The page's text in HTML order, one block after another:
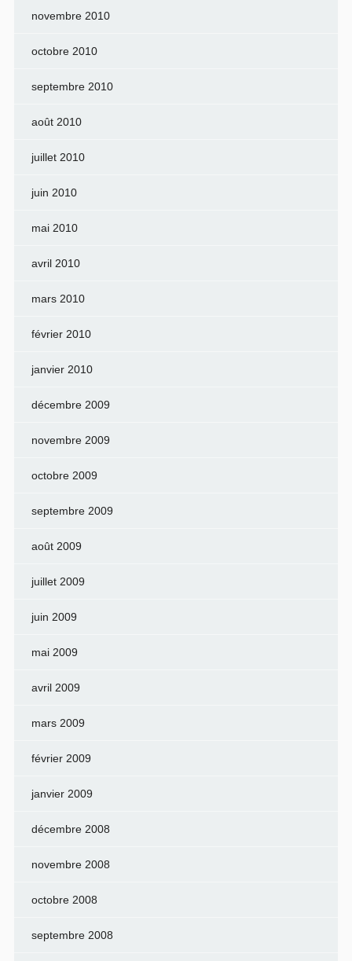
novembre 2010
octobre 2010
septembre 2010
août 2010
juillet 2010
juin 2010
mai 2010
avril 2010
mars 2010
février 2010
janvier 2010
décembre 2009
novembre 2009
octobre 2009
septembre 2009
août 2009
juillet 2009
juin 2009
mai 2009
avril 2009
mars 2009
février 2009
janvier 2009
décembre 2008
novembre 2008
octobre 2008
septembre 2008